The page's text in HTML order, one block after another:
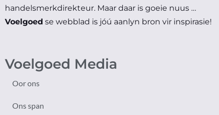
handelsmerkdirekteur. Maar daar is goeie nuus …
Voelgoed se webblad is jóú aanlyn bron vir inspirasie!
Voelgoed Media
Oor ons
Ons span